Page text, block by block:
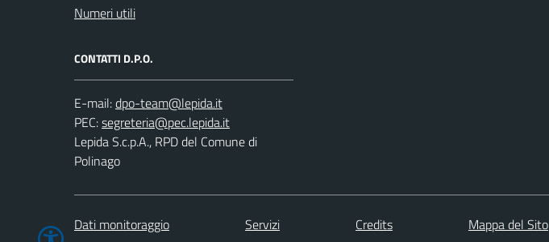
Numeri utili
CONTATTI D.P.O.
E-mail:
PEC:
Lepida S.c.p.A., RPD del Comune di
Polinago
Dati monitoraggio Servizi Credits Mappa del Sito